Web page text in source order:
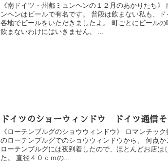
《南ドイツ・州都ミュンヘンの１２月のあかりたち》
ンヘンはビールで有名です。 普段は飲まない私も、ド
各地でビールをいただきましたよ。 町ごとにビールの
飲まないわけにはいきません。 ...
ドイツのショーウィンドウ ドイツ通信そ
《ローテンブルグのショウウィンドウ》 ロマンチッ
のローテンブルグでのショウウィンドウから、 何点か
ローテンブルグには夜到着したので、ほとんどお店は
た。 直径４０ｃｍの...